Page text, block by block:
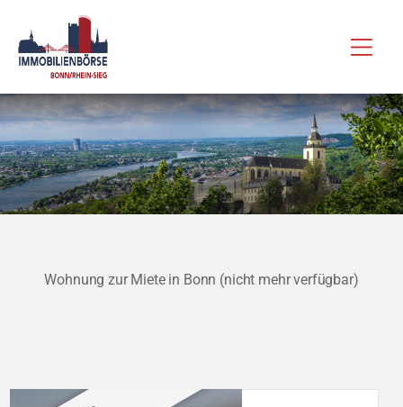
Inhalt
springen
Wohnung zur Miete in Bonn (nicht mehr verfügbar)